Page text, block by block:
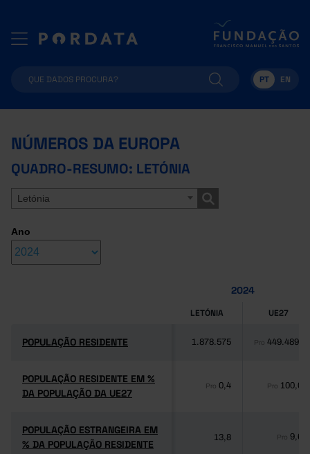
PT EN
NÚMEROS DA EUROPA
QUADRO-RESUMO: LETÓNIA
Letónia
Ano
2024
LETÓNIA UE27
POPULAÇÃO RESIDENTE
POPULAÇÃO RESIDENTE 1.878.575 Pro
POPULAÇÃO RESIDENTE EM %
DA POPULAÇÃO DA UE27
POPULAÇÃO RESIDENTE EM %
DA POPULAÇÃO DA UE27
Pro 0,4 Pro 100,0
POPULAÇÃO ESTRANGEIRA EM
% DA POPULAÇÃO RESIDENTE
POPULAÇÃO ESTRANGEIRA EM
% DA POPULAÇÃO RESIDENTE
13,8 Pro 9,6